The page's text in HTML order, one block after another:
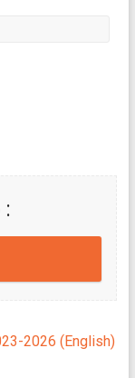
2026 (English)